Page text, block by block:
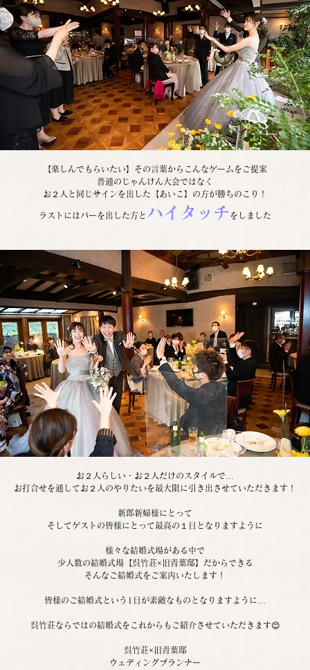
【楽しんでもらいたい】その言葉からこんなゲームをご提案
普通のじゃんけん大会ではなく
お２人と同じサインを出した【あいこ】の方が勝ちのこり！
ラストにはパーを出した方と ハイタッチ をしました
お２人らしい・お２人だけのスタイルで…
お打合せを通してお２人のやりたいを最大限に引き出させていただきます！
新郎新婦様にとって
そしてゲストの皆様にとって最高の１日となりますように
様々な結婚式場がある中で
少人数の結婚式場【呉竹荘×旧青葉邸】だからできる
そんなご結婚式をご案内いたします！
皆様のご結婚式という1日が素敵なものとなりますように…
呉竹荘ならではの結婚式をこれからもご紹介させていただきます😊
呉竹荘×旧青葉邸
ウェディングプランナー